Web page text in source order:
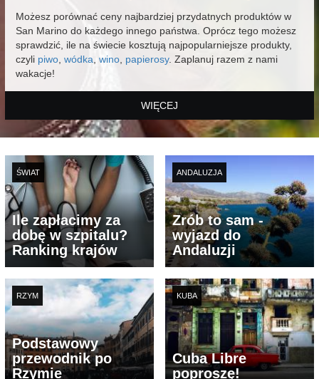
Możesz porównać ceny najbardziej przydatnych produktów w
San Marino do każdego innego państwa. Oprócz tego możesz
sprawdzić, ile na świecie kosztują najpopularniejsze produkty,
czyli piwo wódka wino papierosy. Zaplanuj razem z nami
wakacje!
WIĘCEJ
ŚWIAT
Ile zapłacimy za
dobę w szpitalu?
Ranking krajów
ANDALUZJA
Zrób to sam -
wyjazd do
Andaluzji
RZYM
Podstawowy
przewodnik po
Rzymie
KUBA
Cuba Libre
poproszę!